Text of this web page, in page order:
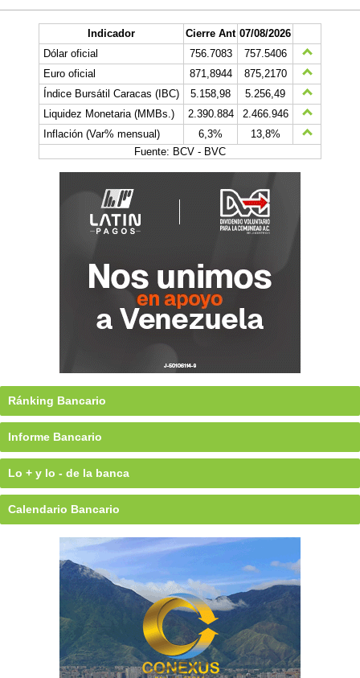
Indicador Cierre Ant 07/08/2026
Dólar oficial
756.7083
757.5406
Euro oficial
871,8944
875,2170
Índice Bursátil Caracas (IBC)
5.158,98
5.256,49
Liquidez Monetaria (MMBs.)
2.390.884
2.466.946
Inflación (Var% mensual)
6,3%
13,8%
Fuente: BCV - BVC
Ránking Bancario
Informe Bancario
Lo + y lo - de la banca
Calendario Bancario